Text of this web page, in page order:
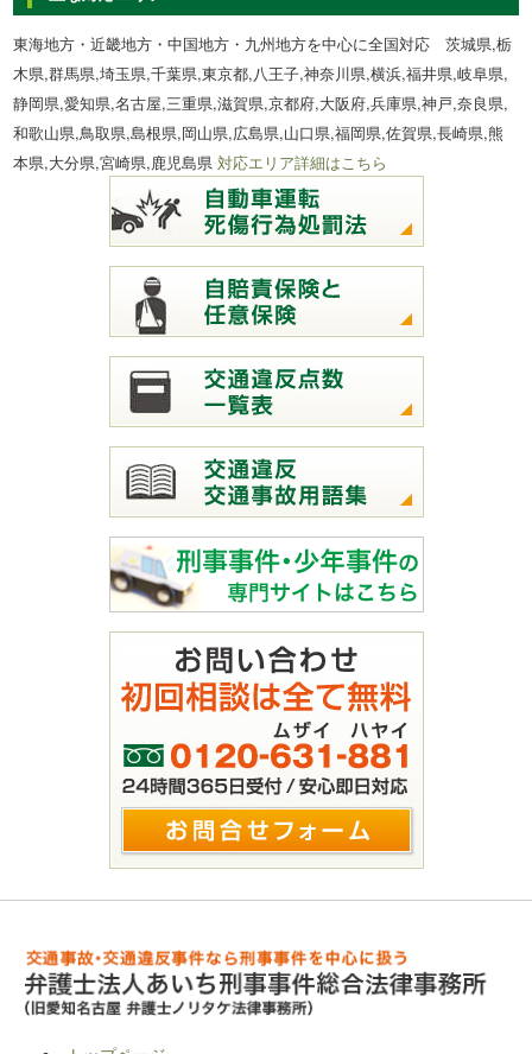
東海地方・近畿地方・中国地方・九州地方を中心に全国対応 茨城県,栃
木県,群馬県,埼玉県,千葉県,東京都,八王子,神奈川県,横浜,福井県,岐阜県,
静岡県,愛知県,名古屋,三重県,滋賀県,京都府,大阪府,兵庫県,神戸,奈良県,
和歌山県,鳥取県,島根県,岡山県,広島県,山口県,福岡県,佐賀県,長崎県,熊
本県,大分県,宮崎県,鹿児島県対応エリア詳細はこちら